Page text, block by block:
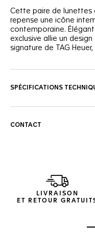
Cette paire de lunettes
repense une icône
contemporaine.
exclusive allie un
signature de TAG
de la forme aviateur.
ajustement
que le revêtement anti-
verres pour une
Livrée dans une boîte
SPÉCIFICATIONS
CONTACT
LIVRAISON
ET RETOUR